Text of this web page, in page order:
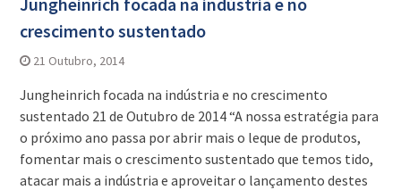
crescimento sustentado
21 Outubro, 2014
Jungheinrich focada na indústria e no crescimento
sustentado 21 de Outubro de 2014 “A nossa estratégia para
o próximo ano passa por abrir mais o leque de produtos,
fomentar mais o crescimento sustentado que temos tido,
atacar mais a indústria e aproveitar o lançamento destes